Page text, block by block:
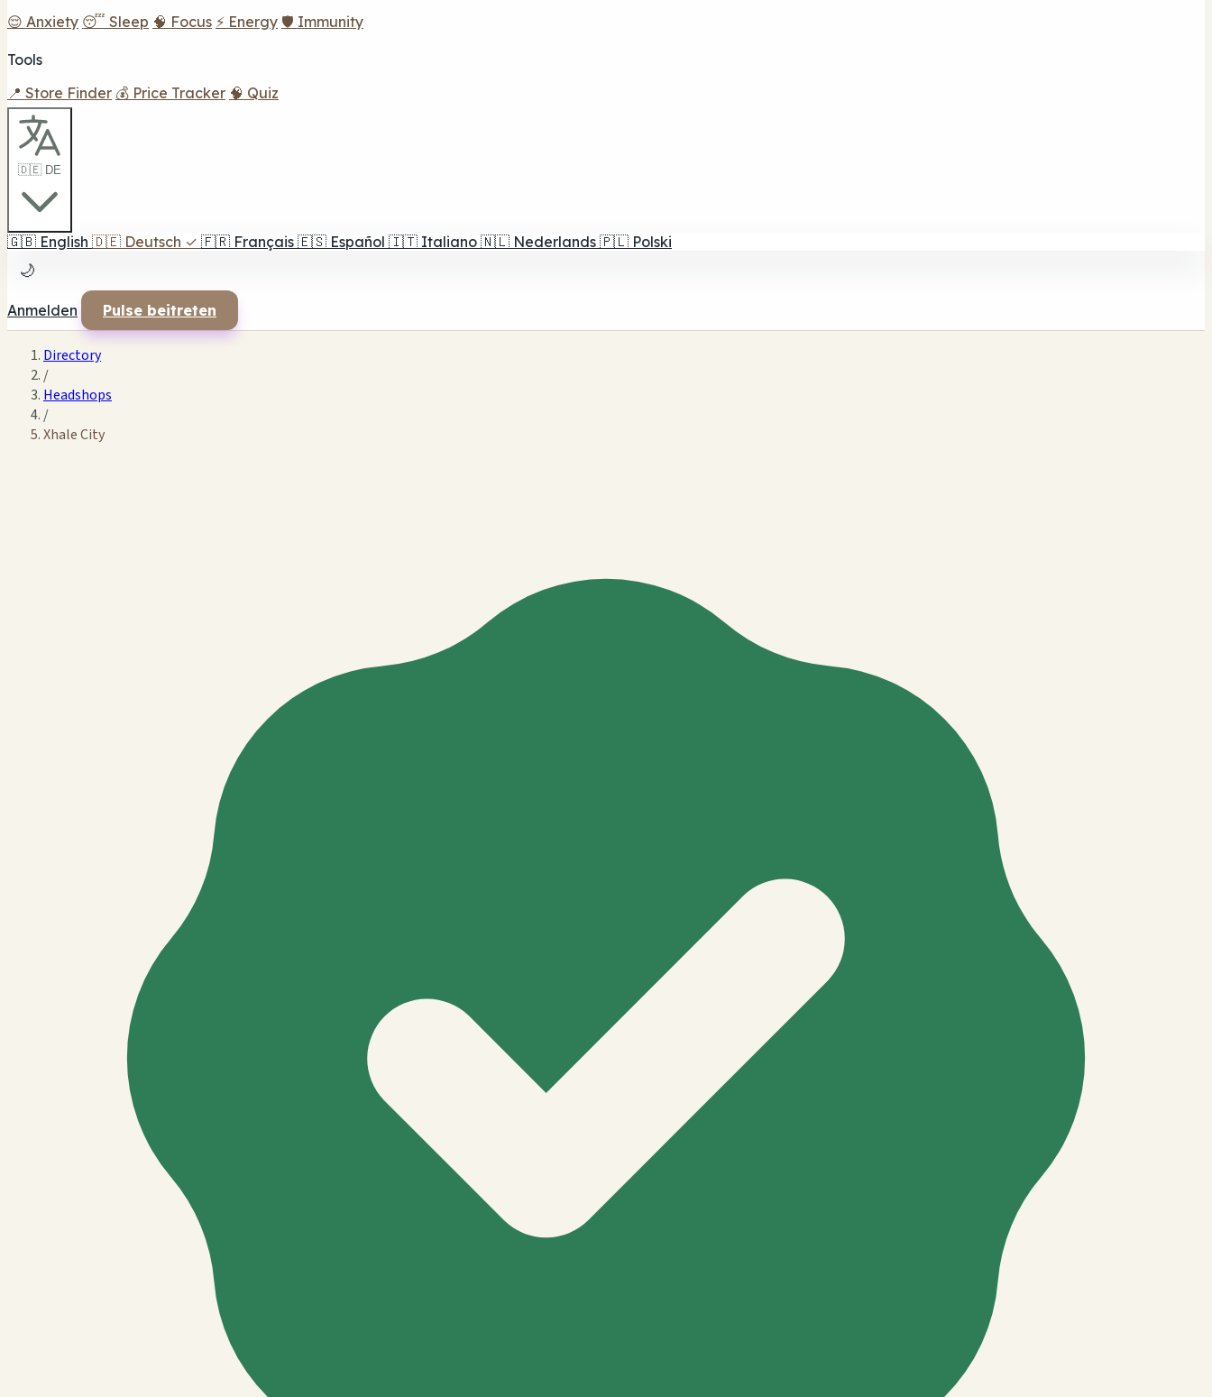
😌 Anxiety 😴 Sleep 🧠 Focus ⚡ Energy 🛡️ Immunity
Tools
📍 Store Finder 💰 Price Tracker 🧠 Quiz
🇩🇪 DE
🇬🇧 English 🇩🇪 Deutsch ✓ 🇫🇷 Français 🇪🇸 Español 🇮🇹 Italiano 🇳🇱 Nederlands 🇵🇱 Polski
🌙
Anmelden Pulse beitreten
Directory
/
Headshops
/
Xhale City